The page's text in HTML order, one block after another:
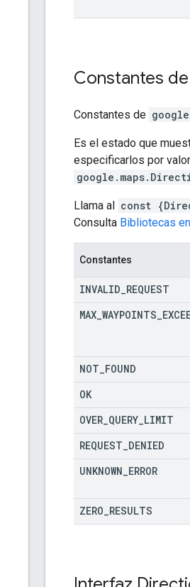
Constantes de
Constantes de
Es el estado que
especificarlos por
Llama al const
Consulta Bibliotecas
Constantes
INVALID REQUEST
MAX WAYPOINTS
NOT FOUND
OK
OVER QUERY LIMIT
REQUEST DENIED
UNKNOWN ERROR
ZERO RESULTS